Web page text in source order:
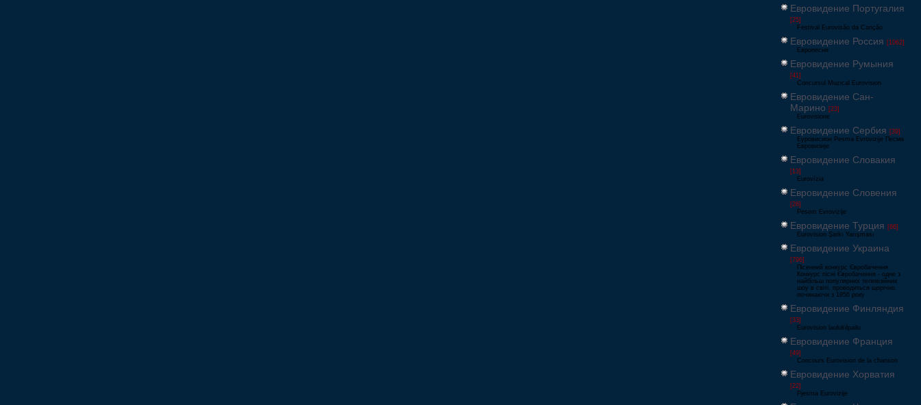
Евровидение Португалия
[25]
Festival Eurovisão da Canção
Евровидение Россия [1062]
Европесня
Евровидение Румыния
[41]
Concursul Muzical Eurovision
Евровидение Сан-
Марино [23]
Eurovisione
Евровидение Сербия [39]
Еуровисион Pesma Evrovizije Песма
Евровизије
Евровидение Словакия
[13]
Eurovízia
Евровидение Словения
[26]
Pesem Evrovizije
Евровидение Турция [66]
Eurovision Şarkı Yarışması
Евровидение Украина
[796]
Пісенний конкурс Євробачення
Конкурс пісні Євробачення - одне з
найбільш популярних телевізійних
шоу в світі, проводиться щорічно,
починаючи з 1956 року
Евровидение Финляндия
[33]
Eurovision laulukilpailu
Евровидение Франция
[49]
Concours Eurovision de la chanson
Евровидение Хорватия
[22]
Pjesma Eurovizije